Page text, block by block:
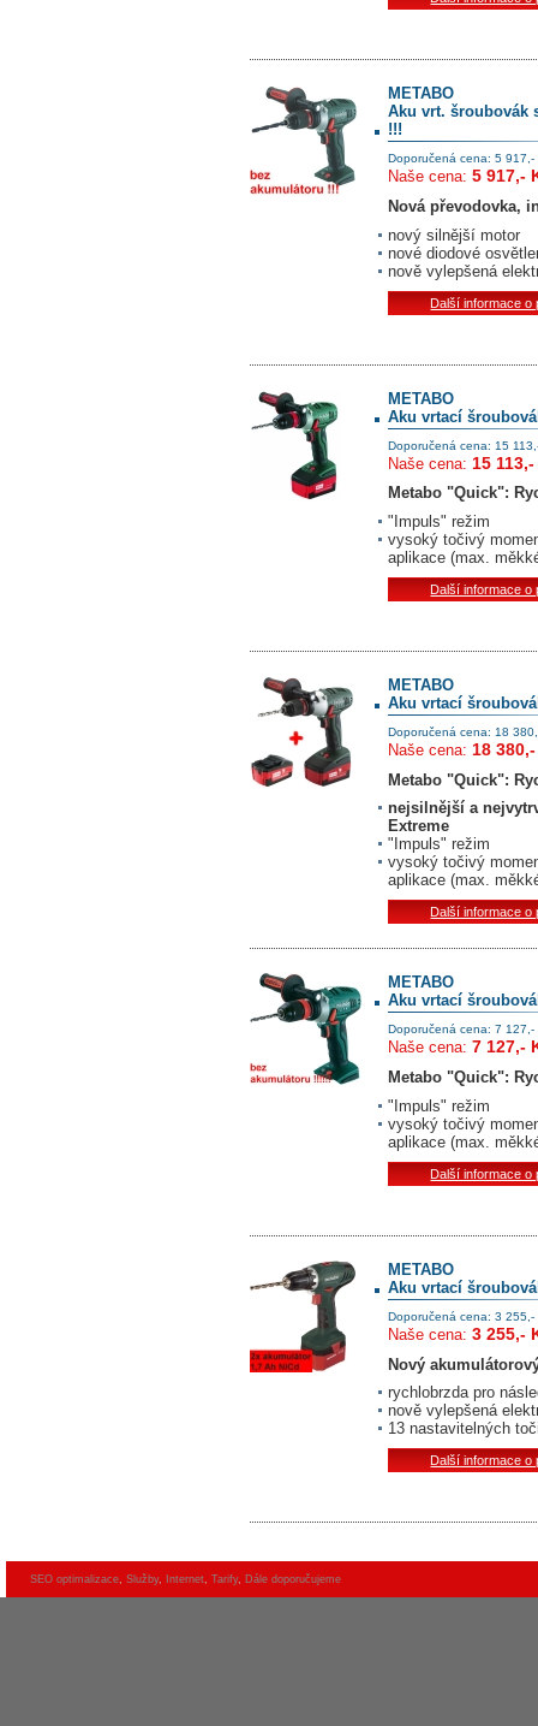
METABO
Aku vrt. šroubovák
!!!
Doporučená cena: 5 917,-
Naše cena: 5 917,-
Nová převodovka,
nový silnější motor
nové diodové
nově vylepšená
Další informace o
METABO
Aku vrtací
Doporučená cena: 15
Naše cena: 15
Metabo "Quick":
"Impuls" režim
vysoký točivý
aplikace (max.
Další informace o
METABO
Aku vrtací
Doporučená cena: 18
Naše cena: 18
Metabo "Quick":
nejsilnější a
Extreme
"Impuls" režim
vysoký točivý
aplikace (max.
Další informace o
METABO
Aku vrtací
Doporučená cena: 7 127,-
Naše cena: 7 127,-
Metabo "Quick":
"Impuls" režim
vysoký točivý
aplikace (max.
Další informace o
METABO
Aku vrtací
Doporučená cena: 3 255,-
Naše cena: 3 255,-
Nový
rychlobrzda pro
nově vylepšená
13 nastavitelných
Další informace o
SEO optimalizace, Služby, Internet, Tarify, Dále doporučujeme